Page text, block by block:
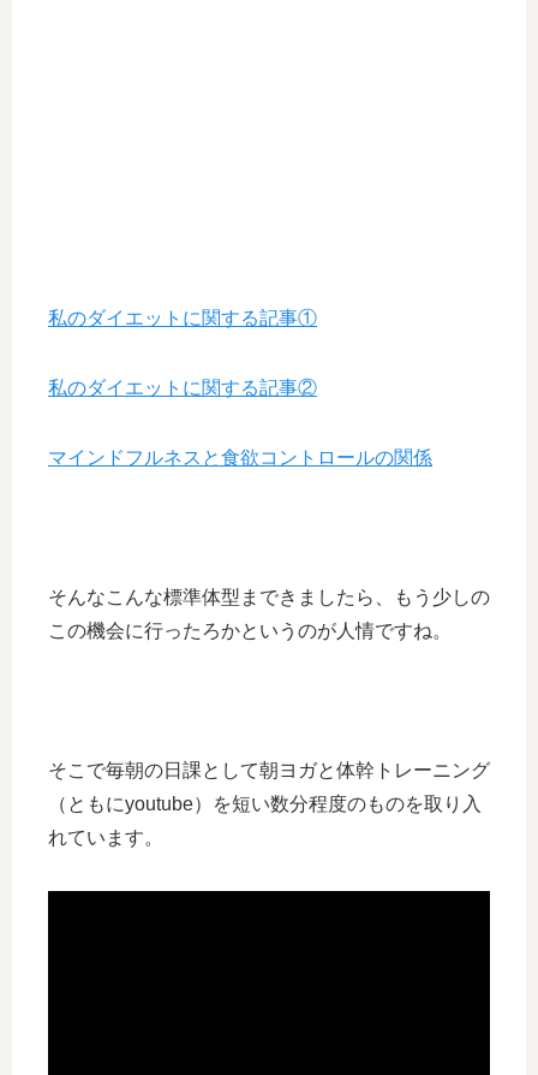
私のダイエットに関する記事①
私のダイエットに関する記事②
マインドフルネスと食欲コントロールの関係
そんなこんな標準体型まできましたら、もう少しの
この機会に行ったろかというのが人情ですね。
そこで毎朝の日課として朝ヨガと体幹トレーニング
（ともにyoutube）を短い数分程度のものを取り入
れています。